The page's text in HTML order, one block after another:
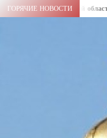
Перейти
к
ГОРЯЧИЕ НОВОСТИ
В Амурской области